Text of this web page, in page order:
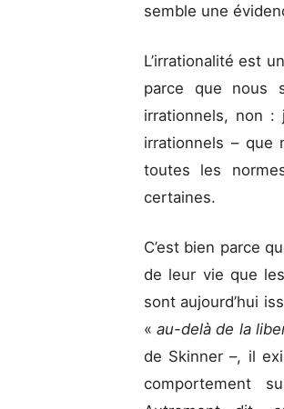
semble une
L’irrationalité est
parce que nous
irrationnels, non :
irrationnels – que
toutes les
certaines.
C’est bien parce
de leur vie que
sont aujourd’hui
«au-delà de la
de Skinner –, il
comportement